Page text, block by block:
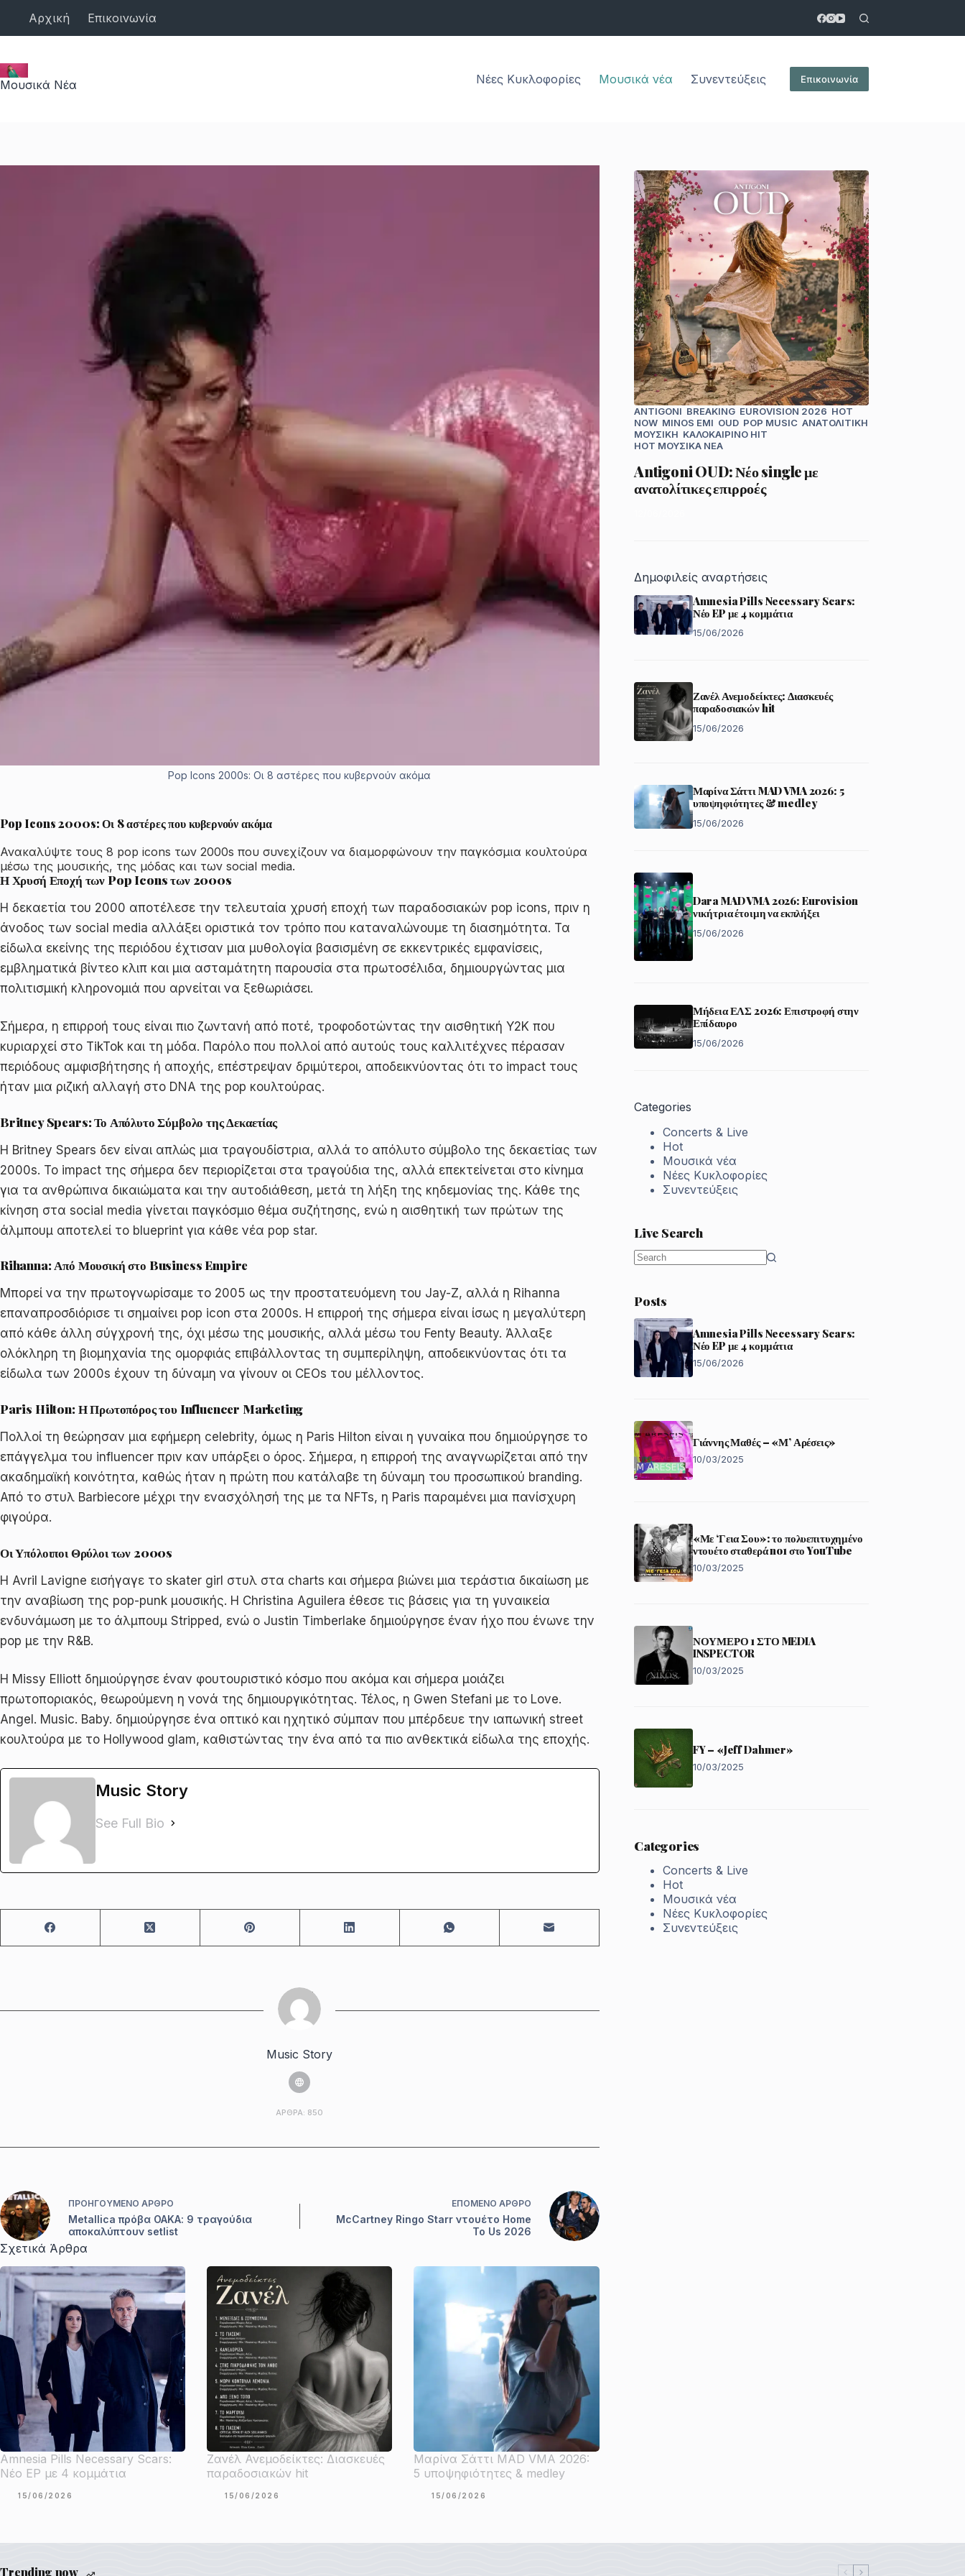
περιεχόμενο
Αρχική Επικοινωνία
Μουσικά Νέα Νέες Κυκλοφορίες Μουσικά νέα Συνεντεύξεις Επικοινωνία
Pop Icons 2000s: Οι 8 αστέρες που κυβερνούν ακόμα
Pop Icons 2000s: Οι 8 αστέρες που κυβερνούν ακόμα
Ανακαλύψτε τους 8 pop icons των 2000s που συνεχίζουν να διαμορφώνουν την παγκόσμια κουλτούρα
μέσω της μουσικής, της μόδας και των social media.
Η Χρυσή Εποχή των Pop Icons των 2000s
Η δεκαετία του 2000 αποτέλεσε την τελευταία χρυσή εποχή των παραδοσιακών pop icons, πριν η
άνοδος των social media αλλάξει οριστικά τον τρόπο που καταναλώνουμε τη διασημότητα. Τα
είδωλα εκείνης της περιόδου έχτισαν μια μυθολογία βασισμένη σε εκκεντρικές εμφανίσεις,
εμβληματικά βίντεο κλιπ και μια ασταμάτητη παρουσία στα πρωτοσέλιδα, δημιουργώντας μια
πολιτισμική κληρονομιά που αρνείται να ξεθωριάσει.
Σήμερα, η επιρροή τους είναι πιο ζωντανή από ποτέ, τροφοδοτώντας την αισθητική Y2K που
κυριαρχεί στο TikTok και τη μόδα. Παρόλο που πολλοί από αυτούς τους καλλιτέχνες πέρασαν
περιόδους αμφισβήτησης ή αποχής, επέστρεψαν δριμύτεροι, αποδεικνύοντας ότι το impact τους
ήταν μια ριζική αλλαγή στο DNA της pop κουλτούρας.
Britney Spears: Το Απόλυτο Σύμβολο της Δεκαετίας
Η Britney Spears δεν είναι απλώς μια τραγουδίστρια, αλλά το απόλυτο σύμβολο της δεκαετίας των
2000s. Το impact της σήμερα δεν περιορίζεται στα τραγούδια της, αλλά επεκτείνεται στο κίνημα
για τα ανθρώπινα δικαιώματα και την αυτοδιάθεση, μετά τη λήξη της κηδεμονίας της. Κάθε της
κίνηση στα social media γίνεται παγκόσμιο θέμα συζήτησης, ενώ η αισθητική των πρώτων της
άλμπουμ αποτελεί το blueprint για κάθε νέα pop star.
Rihanna: Από Μουσική στο Business Empire
Μπορεί να την πρωτογνωρίσαμε το 2005 ως την προστατευόμενη του Jay-Z, αλλά η Rihanna
επαναπροσδιόρισε τι σημαίνει pop icon στα 2000s. Η επιρροή της σήμερα είναι ίσως η μεγαλύτερη
από κάθε άλλη σύγχρονή της, όχι μέσω της μουσικής, αλλά μέσω του Fenty Beauty. Άλλαξε
ολόκληρη τη βιομηχανία της ομορφιάς επιβάλλοντας τη συμπερίληψη, αποδεικνύοντας ότι τα
είδωλα των 2000s έχουν τη δύναμη να γίνουν οι CEOs του μέλλοντος.
Paris Hilton: Η Πρωτοπόρος του Influencer Marketing
Πολλοί τη θεώρησαν μια εφήμερη celebrity, όμως η Paris Hilton είναι η γυναίκα που δημιούργησε το
επάγγελμα του influencer πριν καν υπάρξει ο όρος. Σήμερα, η επιρροή της αναγνωρίζεται από την
ακαδημαϊκή κοινότητα, καθώς ήταν η πρώτη που κατάλαβε τη δύναμη του προσωπικού branding.
Από το στυλ Barbiecore μέχρι την ενασχόλησή της με τα NFTs, η Paris παραμένει μια πανίσχυρη
φιγούρα.
Οι Υπόλοιποι Θρύλοι των 2000s
Η Avril Lavigne εισήγαγε το skater girl στυλ στα charts και σήμερα βιώνει μια τεράστια δικαίωση με
την αναβίωση της pop-punk μουσικής. Η Christina Aguilera έθεσε τις βάσεις για τη γυναικεία
ενδυνάμωση με το άλμπουμ Stripped, ενώ ο Justin Timberlake δημιούργησε έναν ήχο που ένωνε την
pop με την R&B.
Η Missy Elliott δημιούργησε έναν φουτουριστικό κόσμο που ακόμα και σήμερα μοιάζει
πρωτοποριακός, θεωρούμενη η νονά της δημιουργικότητας. Τέλος, η Gwen Stefani με το Love.
Angel. Music. Baby. δημιούργησε ένα οπτικό και ηχητικό σύμπαν που μπέρδευε την ιαπωνική street
κουλτούρα με το Hollywood glam, καθιστώντας την ένα από τα πιο ανθεκτικά είδωλα της εποχής.
Music Story
See Full Bio
Music Story
ΆΡΘΡΑ: 850
ΠΡΟΗΓΟΎΜΕΝΟ ΆΡΘΡΟ
Metallica πρόβα ΟΑΚΑ: 9 τραγούδια
αποκαλύπτουν setlist
ΕΠΌΜΕΝΟ ΆΡΘΡΟ
McCartney Ringo Starr ντουέτο Home
To Us 2026
Σχετικά Άρθρα
Amnesia Pills Necessary Scars:
Νέο EP με 4 κομμάτια
15/06/2026
Ζανέλ Ανεμοδείκτες: Διασκευές
παραδοσιακών hit
15/06/2026
Μαρίνα Σάττι MAD VMA 2026:
5 υποψηφιότητες & medley
15/06/2026
ANTIGONI BREAKING EUROVISION 2026 HOT
NOW MINOS EMI OUD POP MUSIC ΑΝΑΤΟΛΊΤΙΚΗ
ΜΟΥΣΙΚΉ ΚΑΛΟΚΑΙΡΙΝΌ HIT
HOT ΜΟΥΣΙΚΆ ΝΈΑ
Antigoni OUD: Νέο single με
ανατολίτικες επιρροές
Δημοφιλείς αναρτήσεις
Amnesia Pills Necessary Scars:
Νέο EP με 4 κομμάτια
15/06/2026
Ζανέλ Ανεμοδείκτες: Διασκευές
παραδοσιακών hit
15/06/2026
Μαρίνα Σάττι MAD VMA 2026: 5
υποψηφιότητες & medley
15/06/2026
Dara MAD VMA 2026: Eurovision
νικήτρια έτοιμη να εκπλήξει
15/06/2026
Μήδεια ΕΛΣ 2026: Επιστροφή στην
Επίδαυρο
15/06/2026
Categories
Concerts & Live
Hot
Μουσικά νέα
Νέες Κυκλοφορίες
Συνεντεύξεις
Live Search
Posts
Amnesia Pills Necessary Scars:
Νέο EP με 4 κομμάτια
15/06/2026
Γιάννης Μαθές – «Μ’ Αρέσεις»
10/03/2025
«Με ‘Γεια Σου»: το πολυεπιτυχημένο
ντουέτο σταθερά no1 στο YouTube
10/03/2025
ΝΟΥΜΕΡΟ 1 ΣΤΟ MEDIA
INSPECTOR
10/03/2025
FY – «Jeff Dahmer»
10/03/2025
Categories
Concerts & Live
Hot
Μουσικά νέα
Νέες Κυκλοφορίες
Συνεντεύξεις
Trending now